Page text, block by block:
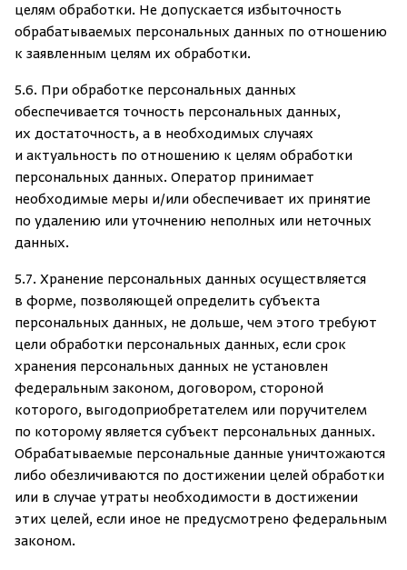
целям обработки. Не допускается избыточность
обрабатываемых персональных данных по отношению
к заявленным целям их обработки.
5.6. При обработке персональных данных
обеспечивается точность персональных данных,
их достаточность, а в необходимых случаях
и актуальность по отношению к целям обработки
персональных данных. Оператор принимает
необходимые меры и/или обеспечивает их принятие
по удалению или уточнению неполных или неточных
данных.
5.7. Хранение персональных данных осуществляется
в форме, позволяющей определить субъекта
персональных данных, не дольше, чем этого требуют
цели обработки персональных данных, если срок
хранения персональных данных не установлен
федеральным законом, договором, стороной
которого, выгодоприобретателем или поручителем
по которому является субъект персональных данных.
Обрабатываемые персональные данные уничтожаются
либо обезличиваются по достижении целей обработки
или в случае утраты необходимости в достижении
этих целей, если иное не предусмотрено федеральным
законом.